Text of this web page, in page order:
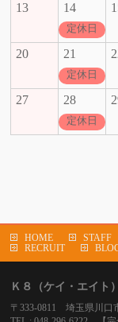
13 14
定休日
20 21
定休日
27 28
定休日
HOME STAFF
RECRUIT
Ｋ８（ケイ・エイト）
〒333-0811 埼玉県川口